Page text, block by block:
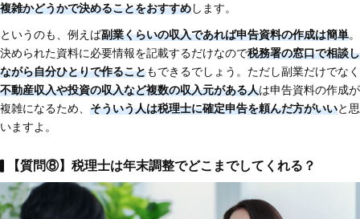
複雑かどうかで決めることをおすすめします。
というのも、例えば副業くらいの収入であれば申告資料の作成は簡単。
決められた資料に必要情報を記載するだけなので税務署の窓口で相談し
ながら自分ひとりで作ることもできるでしょう。ただし副業だけでなく
不動産収入や投資の収入など複数の収入元がある人は申告資料の作成が
複雑になるため、 そういう人は税理士に確定申告を頼んだ方がいいと思
いますよ。
【質問⑧】税理士は年末調整でどこまでしてくれる？